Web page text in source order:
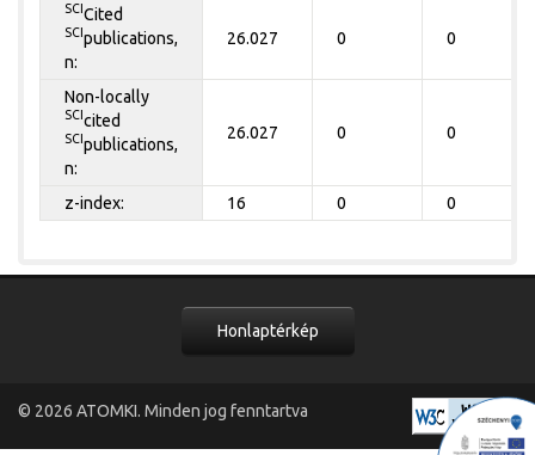
SCI Cited
SCI publications,
n:
26.027 0 0
Non-locally
SCI cited
SCI publications,
n:
26.027 0 0
z-index: 16 0 0
Honlaptérkép
© 2026 ATOMKI. Minden jog fenntartva